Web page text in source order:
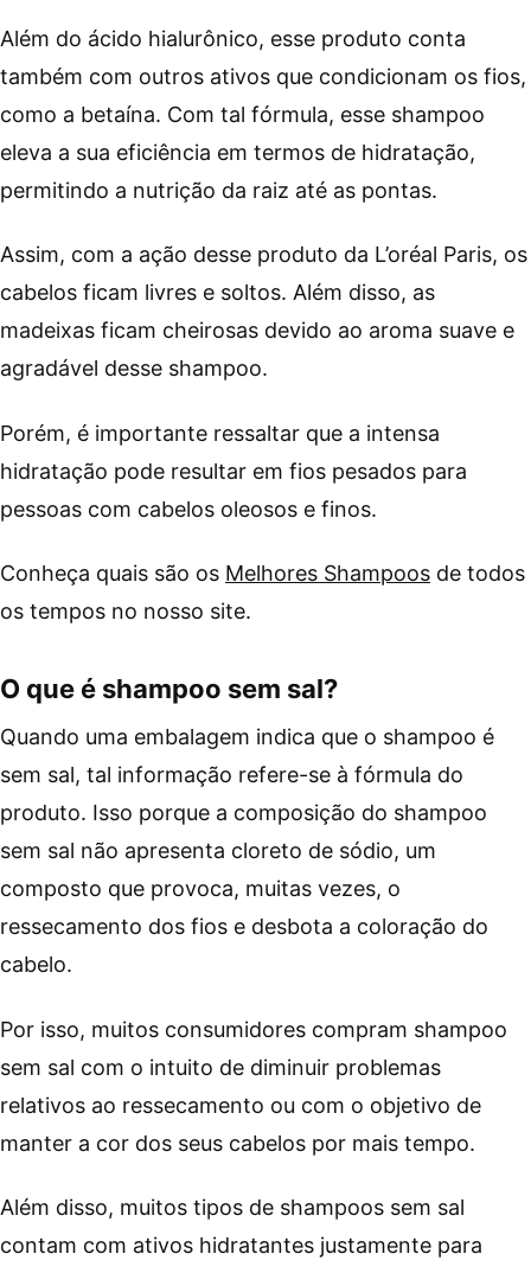
Além do ácido hialurônico, esse produto conta
também com outros ativos que condicionam os fios,
como a betaína. Com tal fórmula, esse shampoo
eleva a sua eficiência em termos de hidratação,
permitindo a nutrição da raiz até as pontas.
Assim, com a ação desse produto da L’oréal Paris, os
cabelos ficam livres e soltos. Além disso, as
madeixas ficam cheirosas devido ao aroma suave e
agradável desse shampoo.
Porém, é importante ressaltar que a intensa
hidratação pode resultar em fios pesados para
pessoas com cabelos oleosos e finos.
Conheça quais são os Melhores Shampoos de todos
os tempos no nosso site.
O que é shampoo sem sal?
Quando uma embalagem indica que o shampoo é
sem sal, tal informação refere-se à fórmula do
produto. Isso porque a composição do shampoo
sem sal não apresenta cloreto de sódio, um
composto que provoca, muitas vezes, o
ressecamento dos fios e desbota a coloração do
cabelo.
Por isso, muitos consumidores compram shampoo
sem sal com o intuito de diminuir problemas
relativos ao ressecamento ou com o objetivo de
manter a cor dos seus cabelos por mais tempo.
Além disso, muitos tipos de shampoos sem sal
contam com ativos hidratantes justamente para